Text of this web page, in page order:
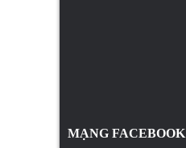
MẠNG FACEBOOK